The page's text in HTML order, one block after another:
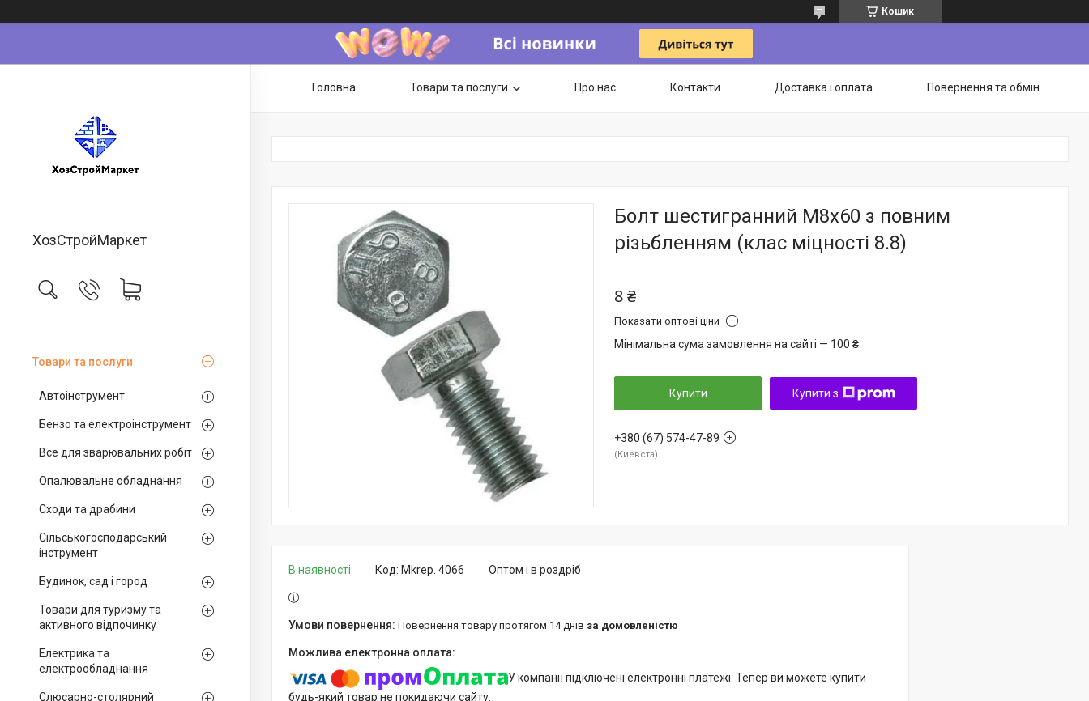
Кошик
ХозСтройМаркет
Товари та послуги
Автоінструмент
Бензо та електроінструмент
Все для зварювальних робіт
Опалювальне обладнання
Сходи та драбини
Сільськогосподарський
інструмент
Будинок, сад і город
Товари для туризму та
активного відпочинку
Електрика та
електрообладнання
Слюсарно-столярний
Головна Товари та послуги Про нас Контакти Доставка і оплата Повернення та обмін
Болт шестигранний М8х60 з повним
різьбленням (клас міцності 8.8)
8 ₴
Показати оптові ціни
Мінімальна сума замовлення на сайті — 100 ₴
Купити Купити з
+380 (67) 574-47-89
Киевста
В наявності Оптом і в роздріб
Код: Mkrep. 4066
повернення товару протягом 14 днів за домовленістю
У компанії підключені електронні платежі. Тепер ви можете купити
будь-який товар не покидаючи сайту.